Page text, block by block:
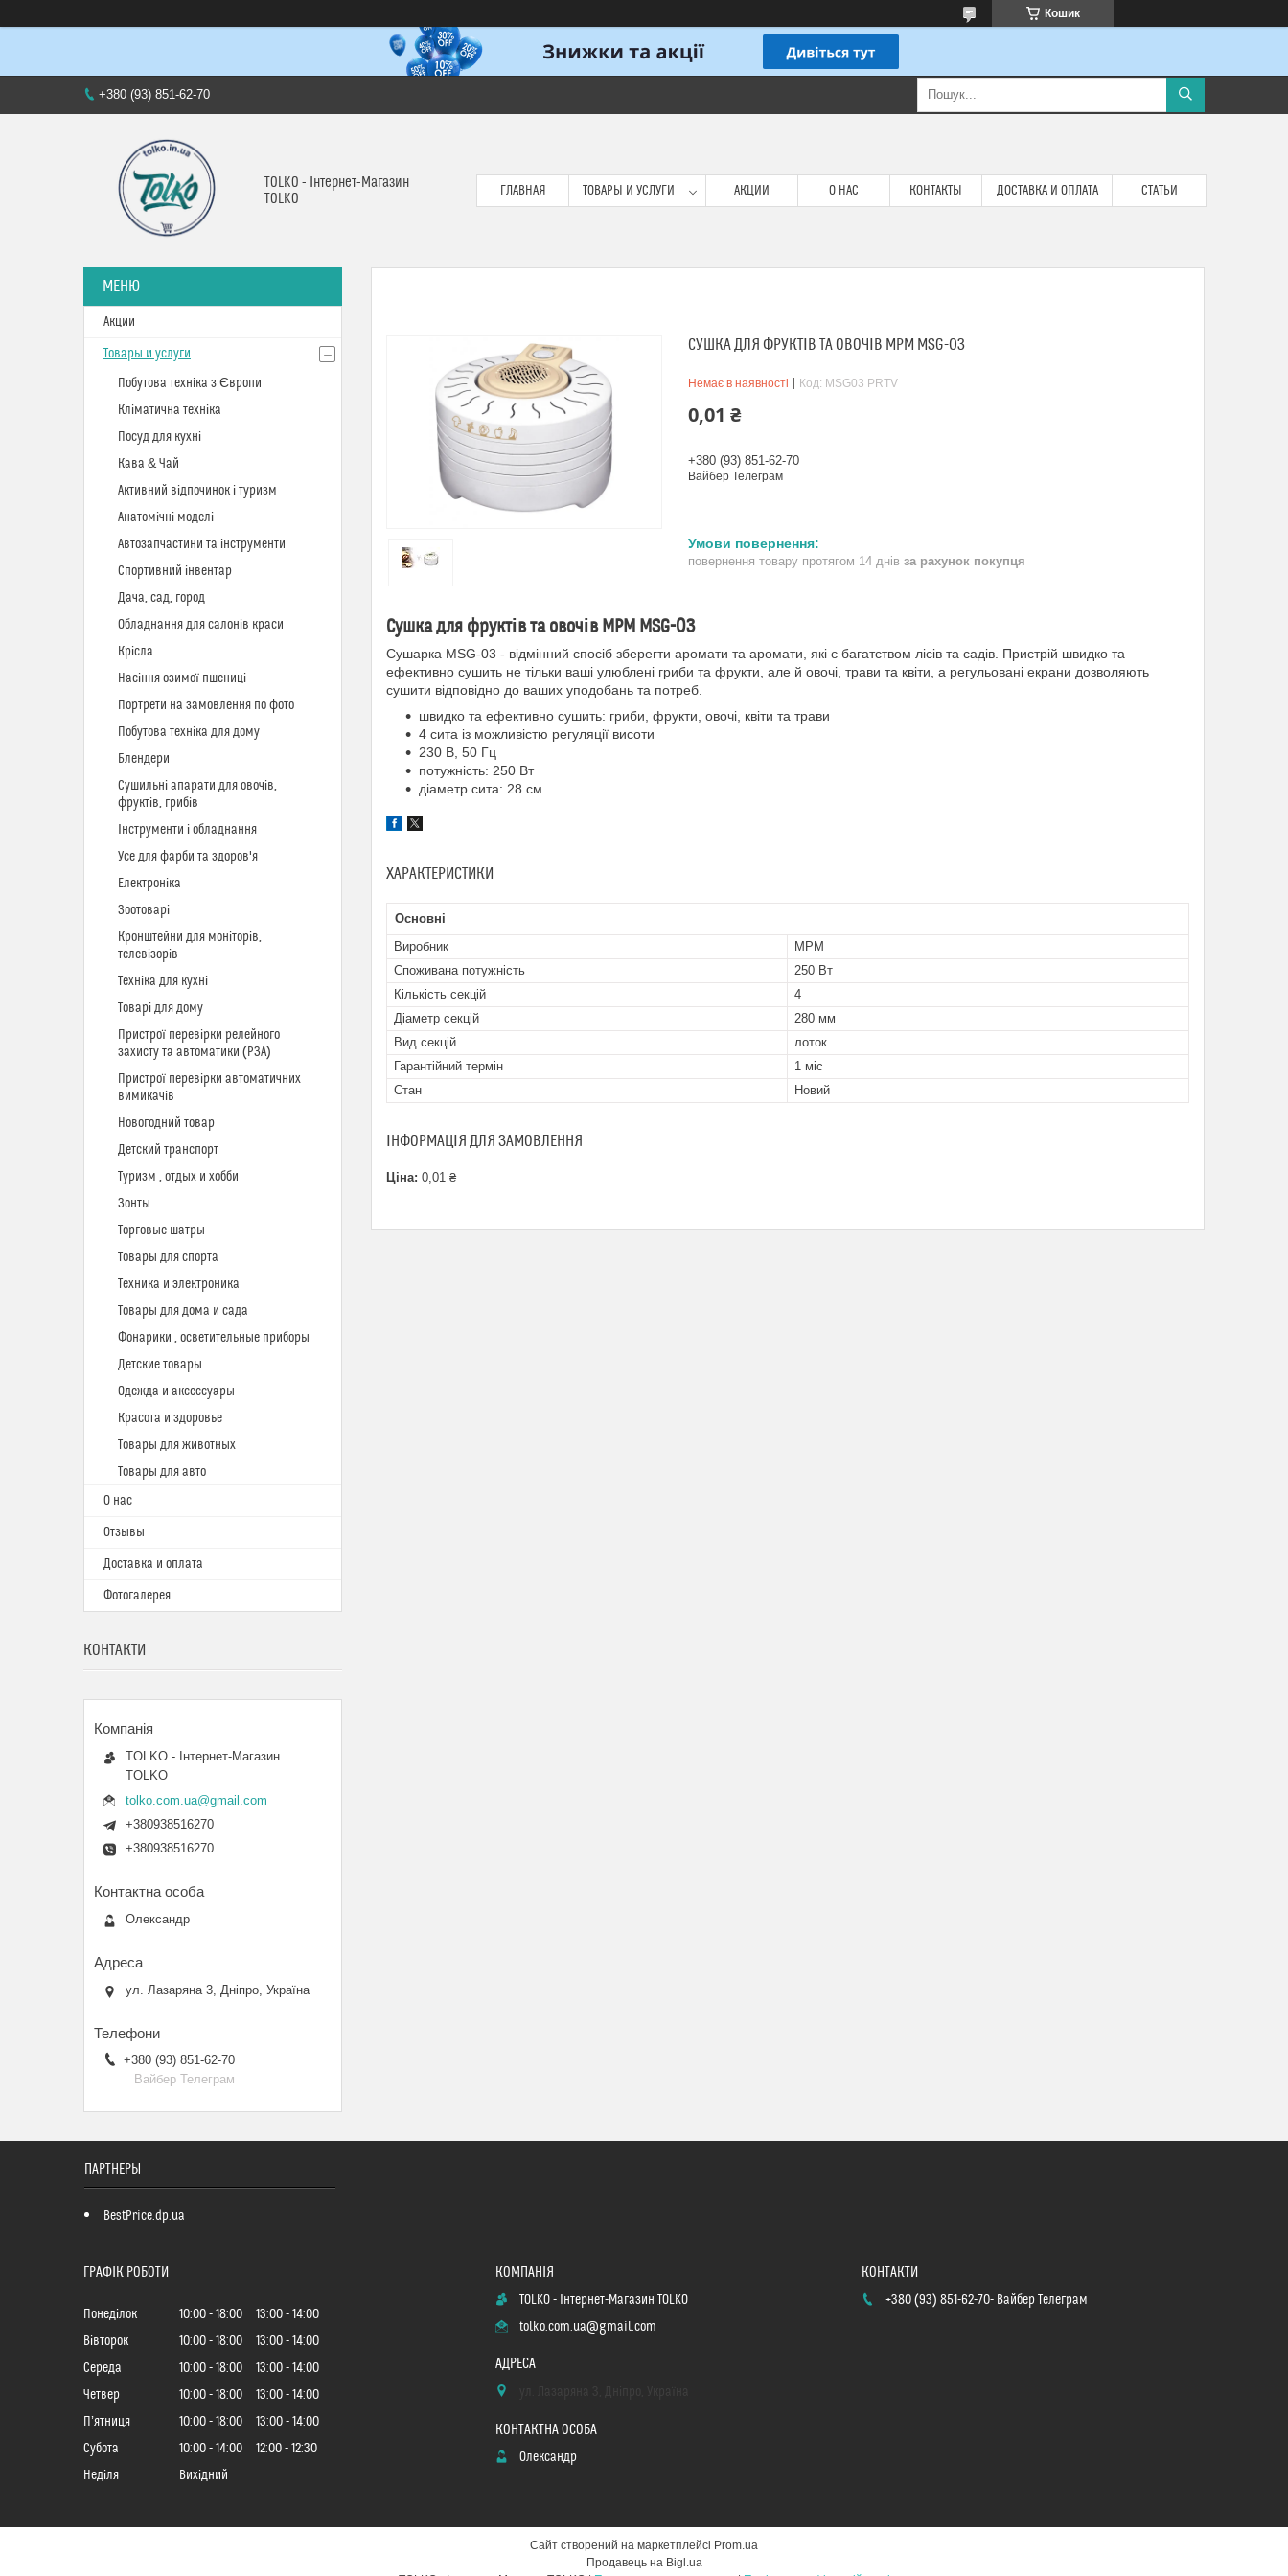
Кошик
+380 (93) 851-62-70
TOLKO - Інтернет-Магазин
TOLKO
ГЛАВНАЯ ТОВАРЫ И УСЛУГИ АКЦИИ О НАС КОНТАКТЫ ДОСТАВКА И ОПЛАТА СТАТЬИ
СУШКА ДЛЯ ФРУКТІВ ТА ОВОЧІВ MPM MSG-03
Немає в наявності Код: MSG03 PRTV
0,01 ₴
+380 (93) 851-62-70
Вайбер Телеграм
повернення товару протягом 14 днів за рахунок покупця
Сушка для фруктів та овочів MPM MSG-03
Сушарка MSG-03 - відмінний спосіб зберегти аромати та аромати, які є багатством лісів та садів. Пристрій швидко та
ефективно сушить не тільки ваші улюблені гриби та фрукти, але й овочі, трави та квіти, а регульовані екрани дозволяють
сушити відповідно до ваших уподобань та потреб.
швидко та ефективно сушить: гриби, фрукти, овочі, квіти та трави
4 сита із можливістю регуляції висоти
230 В, 50 Гц
потужність: 250 Вт
діаметр сита: 28 см
ХАРАКТЕРИСТИКИ
Основні
Виробник
MPM
Споживана потужність
250 Вт
Кількість секцій
4
Діаметр секцій
280 мм
Вид секцій
лоток
Гарантійний термін
1 міс
Стан
Новий
ІНФОРМАЦІЯ ДЛЯ ЗАМОВЛЕННЯ
Ціна: 0,01 ₴
Акции
Товары и услуги
Побутова техніка з Європи
Кліматична техніка
Посуд для кухні
Кава & Чай
Активний відпочинок і туризм
Анатомічні моделі
Автозапчастини та інструменти
Спортивний інвентар
Дача, сад, город
Обладнання для салонів краси
Крісла
Насіння озимої пшениці
Портрети на замовлення по фото
Побутова техніка для дому
Блендери
Сушильні апарати для овочів,
фруктів, грибів
Інструменти і обладнання
Усе для фарби та здоров'я
Електроніка
Зоотоварі
Кронштейни для моніторів,
телевізорів
Техніка для кухні
Товарі для дому
Пристрої перевірки релейного
захисту та автоматики (РЗА)
Пристрої перевірки автоматичних
вимикачів
Новогодний товар
Детский транспорт
Туризм , отдых и хобби
Зонты
Торговые шатры
Товары для спорта
Техника и электроника
Товары для дома и сада
Фонарики , осветительные приборы
Детские товары
Одежда и аксессуары
Красота и здоровье
Товары для животных
Товары для авто
О нас
Отзывы
Доставка и оплата
Фотогалерея
КОНТАКТИ
TOLKO - Інтернет-Магазин
TOLKO
tolko.com.ua@gmail.com
+380938516270
+380938516270
Олександр
ул. Лазаряна 3, Дніпро, Україна
+380 (93) 851-62-70
Вайбер Телеграм
ПАРТНЕРЫ
BestPrice.dp.ua
ГРАФІК РОБОТИ
Понеділок 10:00 18:00 13:00
14:00
Вівторок
10:00 18:00 13:00
14:00
Середа
10:00 18:00 13:00
14:00
Четвер
10:00 18:00 13:00
14:00
Пʼятниця
10:00 18:00 13:00
14:00
Субота
10:00 14:00 12:00
12:30
Неділя
Вихідний
TOLKO - Інтернет-Магазин TOLKO
tolko.com.ua@gmail.com
Олександр
+380 (93) 851-62-70 Вайбер Телеграм
Сайт створений на маркетплейсі Prom.ua
Продавець на Bigl.ua